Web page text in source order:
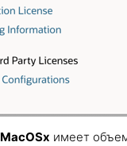
MacOSx имеет